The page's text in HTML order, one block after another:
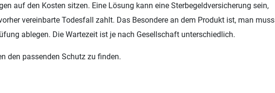
auf den Kosten sitzen. Eine Lösung kann eine Sterbegeldversicherung sein,
vereinbarte Todesfall zahlt. Das Besondere an dem Produkt ist, man muss
ablegen. Die Wartezeit ist je nach Gesellschaft unterschiedlich.
den passenden Schutz zu finden.